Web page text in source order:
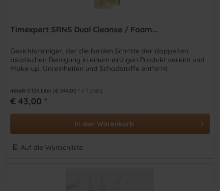
Timexpert SRNS Dual Cleanse / Foam...
Gesichtsreiniger, der die beiden Schritte der doppelten
asiatischen Reinigung in einem einzigen Produkt vereint und
Make-up, Unreinheiten und Schadstoffe entfernt.
Inhalt 0.125 Liter (€ 344,00 * / 1 Liter)
€ 43,00 *
In den Warenkorb
Auf die Wunschliste